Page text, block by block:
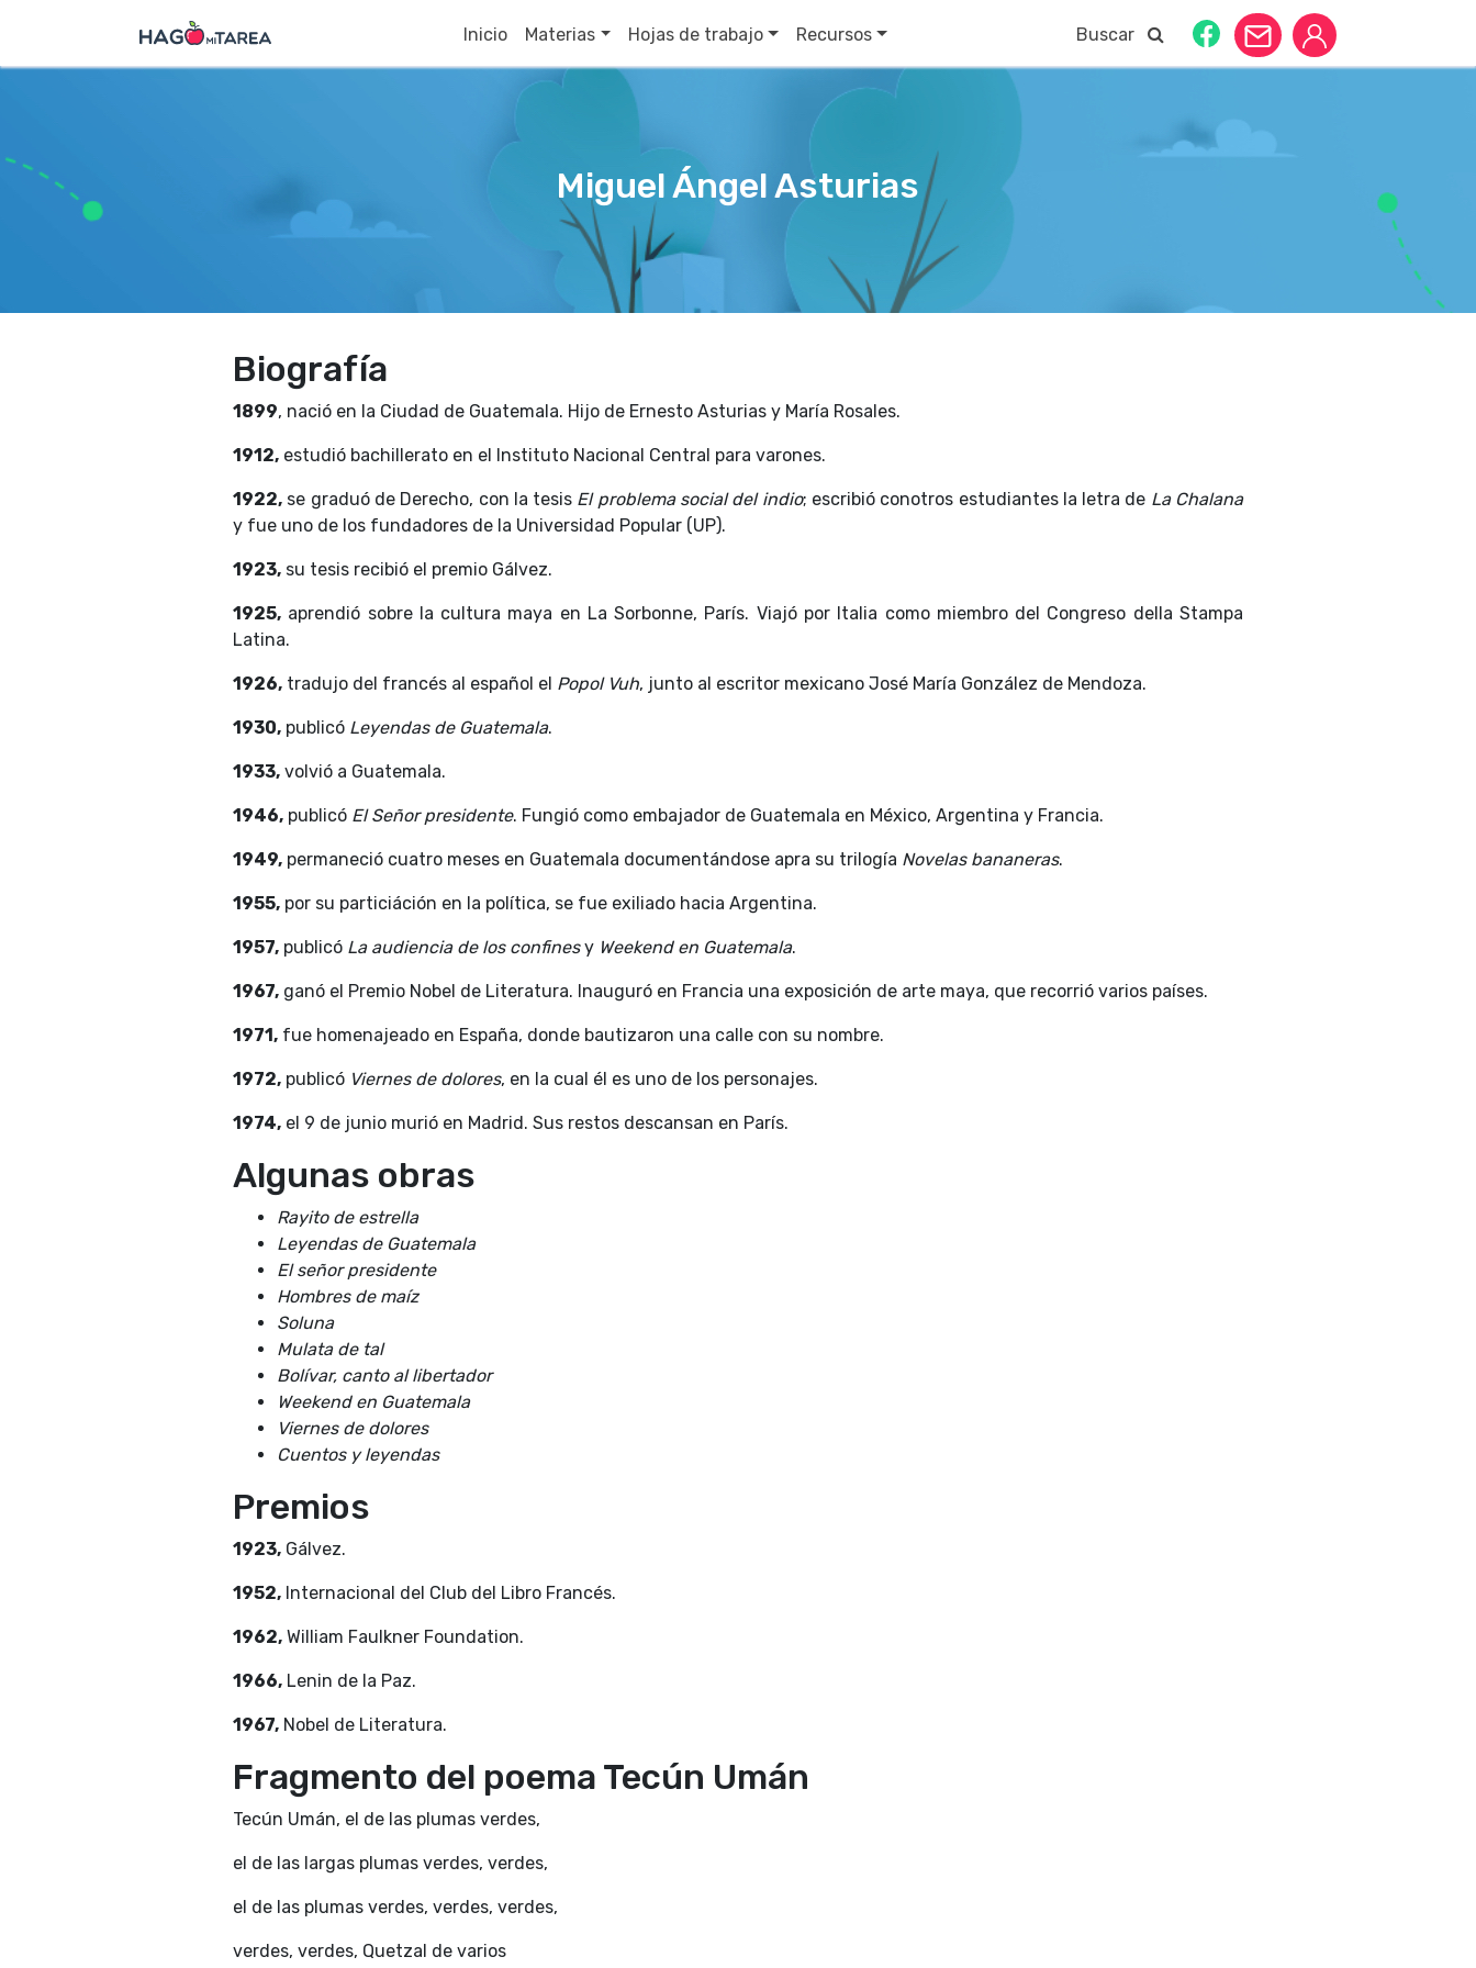
Inicio Materias Hojas de trabajo Recursos Buscar
Miguel Ángel Asturias
Biografía
1899, nació en la Ciudad de Guatemala. Hijo de Ernesto Asturias y María Rosales.
1912, estudió bachillerato en el Instituto Nacional Central para varones.
1922, se graduó de Derecho, con la tesis El problema social del indio; escribió conotros estudiantes la letra de La Chalana
y fue uno de los fundadores de la Universidad Popular (UP).
1923, su tesis recibió el premio Gálvez.
1925, aprendió sobre la cultura maya en La Sorbonne, París. Viajó por Italia como miembro del Congreso della Stampa
Latina.
1926, tradujo del francés al español el Popol Vuh, junto al escritor mexicano José María González de Mendoza.
1930, publicó Leyendas de Guatemala.
1933, volvió a Guatemala.
1946, publicó El Señor presidente. Fungió como embajador de Guatemala en México, Argentina y Francia.
1949, permaneció cuatro meses en Guatemala documentándose apra su trilogía Novelas bananeras.
1955, por su particiáción en la política, se fue exiliado hacia Argentina.
1957, publicó La audiencia de los confinesy Weekend en Guatemala.
1967, ganó el Premio Nobel de Literatura. Inauguró en Francia una exposición de arte maya, que recorrió varios países.
1971, fue homenajeado en España, donde bautizaron una calle con su nombre.
1972, publicó Viernes de dolores, en la cual él es uno de los personajes.
1974, el 9 de junio murió en Madrid. Sus restos descansan en París.
Algunas obras
Rayito de estrella
Leyendas de Guatemala
El señor presidente
Hombres de maíz
Soluna
Mulata de tal
Bolívar, canto al libertador
Weekend en Guatemala
Viernes de dolores
Cuentos y leyendas
Premios
1923, Gálvez.
1952, Internacional del Club del Libro Francés.
1962, William Faulkner Foundation.
1966, Lenin de la Paz.
1967, Nobel de Literatura.
Fragmento del poema Tecún Umán
Tecún Umán, el de las plumas verdes,
el de las largas plumas verdes, verdes,
el de las plumas verdes, verdes, verdes,
verdes, verdes, Quetzal de varios